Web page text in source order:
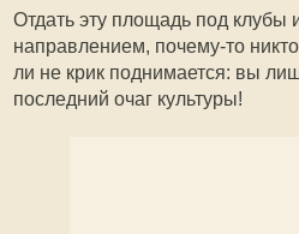
Отдать эту площадь под
направлением, почему-то
ли не крик поднимается: вы
последний очаг культуры!